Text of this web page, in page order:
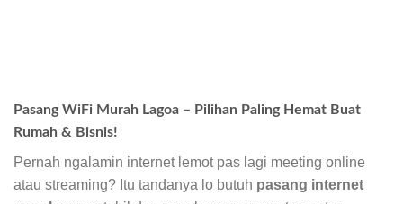
Pasang WiFi Murah Lagoa – Pilihan Paling Hemat Buat
Rumah & Bisnis!
Pernah ngalamin internet lemot pas lagi meeting online
atau streaming? Itu tandanya lo butuh pasang internet